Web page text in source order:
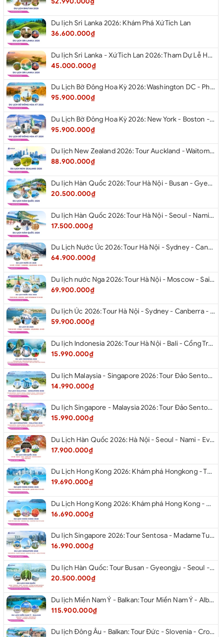
Du lịch Sri Lanka 2026: Khám Phá Xứ Tích Lan
36.600.000₫
Du lịch Sri Lanka - Xứ Tích Lan 2026: Tham Dự Lễ Hội Rước Xá Lợi Răng Phật
45.000.000₫
Du Lịch Bờ Đông Hoa Kỳ 2026: Washington DC - Philadelphia - New York - Boston - New Hampshire White Mountains - Albany - Niagara Falls - Buffalo - Corning - New York
95.900.000₫
Du Lịch Bờ Đông Hoa Kỳ 2026: New York - Boston - New Hampshire - Artist’s Bluff - Echo Lake Kancamagus Highway - White Mountains - Albany - Buffalo Niagara Falls - Corning - Washington DC
95.900.000₫
Du lịch New Zealand 2026: Tour Auckland - Waitomo - Taupo - Rotorua - Matamata - Hamilton
88.900.000₫
Du lịch Hàn Quốc 2026: Tour Hà Nội - Busan - Gyeongju - Seoul - Đảo Nami - Tàu Điện Ven Biển Haeundae - Cầu Kính Oryukdo - Làng Văn Hóa Huinnyeoul
20.500.000₫
Du lịch Hàn Quốc 2026: Tour Hà Nội - Seoul - Nami - Everland - Painter Show - Thư Viện Sách
17.500.000₫
Du Lịch Nước Úc 2026: Tour Hà Nội - Sydney - Canberra - Melbourne - Hà Nội
64.900.000₫
Du lịch nước Nga 2026: Tour Hà Nội - Moscow - Saint Petersburg từ Hà Nội
69.900.000₫
Du lịch Úc 2026: Tour Hà Nội - Sydney - Canberra - Melbourne - Hà Nội
59.900.000₫
Du lịch Indonesia 2026: Tour Hà Nội - Bali - Cổng Trời Lempuyang - Swings Bali - Ngắm hoàng hôn biển Jimbaran - Kelingking - Sống Lưng Khủng Long từ Hà Nội
15.990.000₫
Du lịch Malaysia - Singapore 2026: Tour Đảo Sentosa - Madame Tussause - Garden By The Bay - Thành Cổ Malacca - Thủ Đô Kualalumpur - Cao Nguyên Genting - New Putrajaya từ Hà Nội
14.990.000₫
Du lịch Singapore - Malaysia 2026: Tour Đảo Sentosa - Madame Tussauds - Garden By The Bay - Thành cổ Malacca - Thủ đô Kuala Lumpur - Cao nguyên Genting - New Putrajaya từ Hà Nội
15.990.000₫
Du Lịch Hàn Quốc 2026: Hà Nội - Seoul - Nami - Everland - Painter Show - Thư Viện Sách
17.900.000₫
Du Lịch Hong Kong 2026: Khám phá Hongkong - Thâm Quyến - Quảng Châu từ Hà Nội
19.690.000₫
Du Lịch Hong Kong 2026: Khám phá Hong Kong - Dingding Tram - Shopping Tour từ Hà Nội
16.690.000₫
Du lịch Singapore 2026: Tour Sentosa - Madame Tussauds - Garden By The Bay - Jewel từ Hà Nội
16.990.000₫
Du lịch Hàn Quốc: Tour Busan - Gyeongju - Seoul - Đảo Nami - Tàu Điện Ven Biển Haeundae - Cầu Kính Oryukdo - Làng Văn Hóa Huinnyeoul từ Hà Nội 2026
20.500.000₫
Du lịch Miền Nam Ý - Balkan: Tour Miền Nam Ý - Albania - Montenegro - Croatia - Slovenia từ Hà Nội 2026
115.900.000₫
Du lịch Đông Âu - Balkan: Tour Đức - Slovenia - Croatia - Hungary - Slovakia - Áo - Séc từ Hà Nội 2026